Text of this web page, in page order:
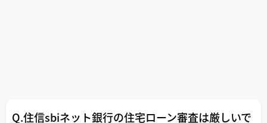
Q.住信sbiネット銀行の住宅ローン審査は厳しいで